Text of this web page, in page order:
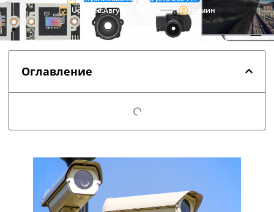
Updated:Август 2, 2024
админ
Оглавление